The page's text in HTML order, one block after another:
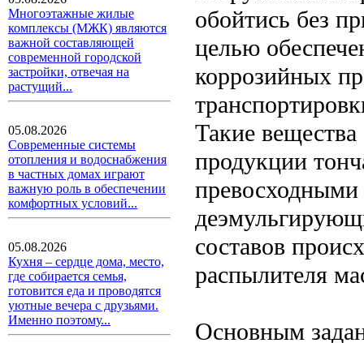
Многоэтажные жилые
комплексы (МЖК) являются
важной составляющей
современной городской
застройки, отвечая на
растущий...
05.08.2026
Современные системы
отопления и водоснабжения
в частных домах играют
важную роль в обеспечении
комфортных условий...
05.08.2026
Кухня – сердце дома, место,
где собирается семья,
готовится еда и проводятся
уютные вечера с друзьями.
Именно поэтому...
обойтись без
целью
коррозийных
Такие
продукции
составов
распылителя
Основным